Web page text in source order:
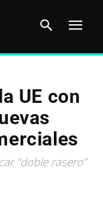
UE con
“doble rasero”